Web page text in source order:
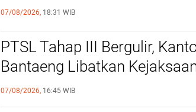
07/08/2026, 18:31 WIB
PTSL Tahap III Bergulir,
Bantaeng Libatkan
Edukasi Warga di 17 Desa
07/08/2026, 16:45 WIB